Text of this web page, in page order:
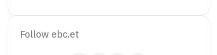
Follow ebc.et